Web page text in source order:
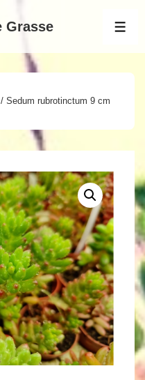
Grasse
/ Sedum rubrotinctum 9 cm